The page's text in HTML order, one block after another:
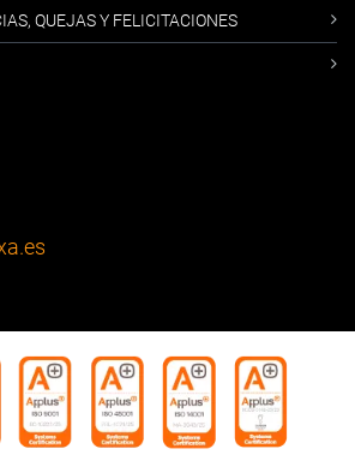
QUEJAS Y FELICITACIONES